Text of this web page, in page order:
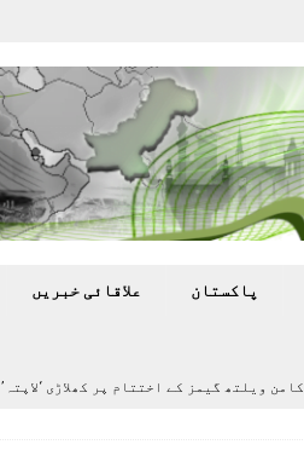
پاکستان علاقائی خبريں
کامن ویلتھ گیمز کے اختتام پر کھلاڑی ‘لاپتہ’